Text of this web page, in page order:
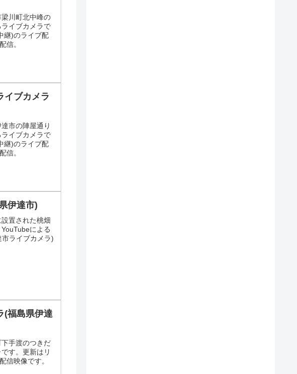
川町北中峰の
イブカメラで
継)のライブ配
信。
イブカメラ
市の陣屋通り
イブカメラで
継)のライブ配
信。
伊達市)
置された桃畑
による
ライブカメラ)
(福島県伊達
手渡のつきだ
す。更新はリ
信映像です。